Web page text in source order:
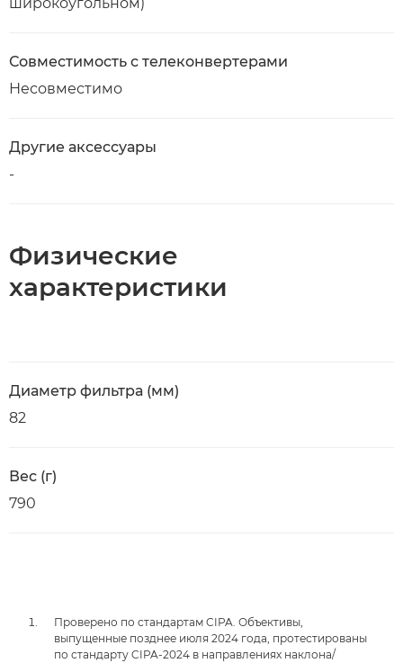
Совместимость с телеконвертерами
Несовместимо
Другие аксессуары
-
Физические
характеристики
Диаметр фильтра (мм)
82
Вес (г)
790
Проверено по стандартам CIPA. Объективы,
выпущенные позднее июля 2024 года, протестированы
по стандарту CIPA-2024 в направлениях наклона/